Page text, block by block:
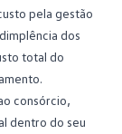
pela gestão
dos
total do
consórcio,
dentro do seu